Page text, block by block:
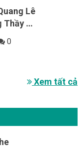
Lê
Thầy …
0
Xem tất cả